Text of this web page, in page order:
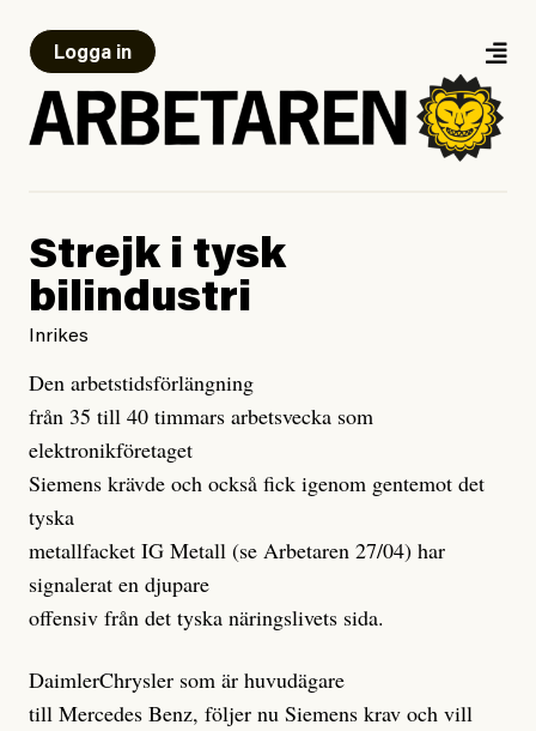
Logga in
Strejk i tysk
bilindustri
Inrikes
Den arbetstidsförlängning
från 35 till 40 timmars arbetsvecka som
elektronikföretaget
Siemens krävde och också fick igenom gentemot det
tyska
metallfacket IG Metall (se Arbetaren 27/04) har
signalerat en djupare
offensiv från det tyska näringslivets sida.
DaimlerChrysler som är huvudägare
till Mercedes Benz, följer nu Siemens krav och vill